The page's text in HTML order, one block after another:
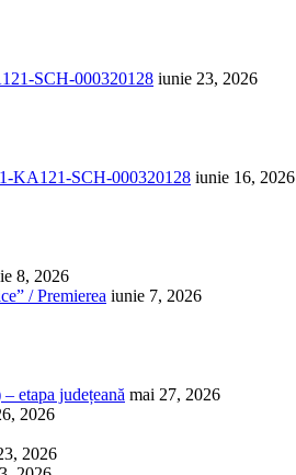
SCH-000320128 iunie 23, 2026
KA121-SCH-000320128 iunie 16, 2026
8, 2026
/ Premierea iunie 7, 2026
etapa județeană mai 27, 2026
2026
2026